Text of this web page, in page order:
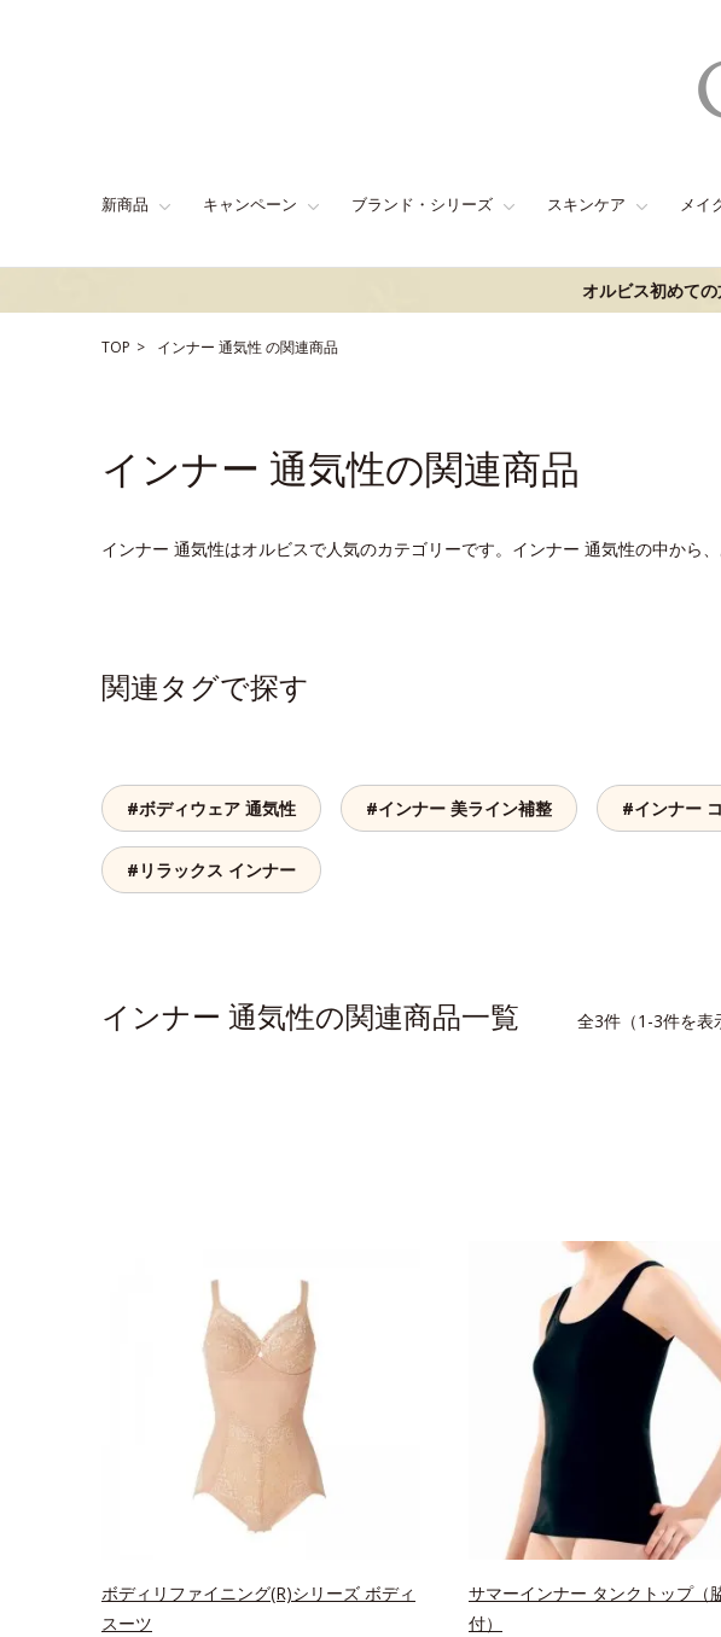
新商品 キャンペーン ブランド・シリーズ スキンケア メイ
オルビス初めて
TOP インナー 通気性の関連商品
インナー 通気性の関連商品
インナー 通気性はオルビスで人気のカテゴリーです。インナー 通気性の中から
関連タグで探す
#ボディウェア 通気性 #インナー 美ライン補整 #インナー
#リラックス インナー
インナー 通気性の関連商品一覧 全3件（1-3件を表
ボディリファイニング(R)シリーズ ボディ
スーツ
サマーインナー タンクトップ（
付）